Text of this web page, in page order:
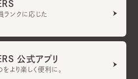
ランクに応じた
公式アプリ
より楽しく便利に。